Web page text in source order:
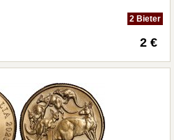
2 Bieter
2 €